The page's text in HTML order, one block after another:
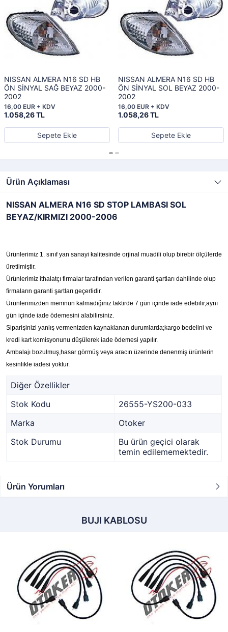
NISSAN ALMERA N16 SD HB
ÖN SİNYAL SAĞ BEYAZ 2000-
2002
1.058,26 TL
16,00 EUR + KDV
Sepete Ekle
NISSAN ALMERA N16 SD HB
ÖN SİNYAL SOL BEYAZ 2000-
2002
1.058,26 TL
16,00 EUR + KDV
Sepete Ekle
Ürün Açıklaması
NISSAN ALMERA N16 SD STOP LAMBASI SOL
BEYAZ/KIRMIZI 2000-2006
Ürünlerimiz 1. sınıf yan sanayi kalitesinde orjinal muadili olup birebir ölçülerde
üretilmiştir.
Ürünlerimiz ithalatçı firmalar tarafından verilen garanti şartları dahilinde olup
firmaların garanti şartları geçerlidir.
Ürünlerimizden memnun kalmadığınız taktirde 7 gün içinde iade edebilir,aynı
gün içinde iade ödemesini alabilirsiniz.
Siparişinizi yanlış vermenizden kaynaklanan durumlarda;kargo bedelini ve
kredi kart komisyonunu düşülerek iade ödemesi yapılır.
Ambalajı bozulmuş,hasar görmüş veya aracın üzerinde denenmiş ürünlerin
kesinlikle iadesi yoktur.
Diğer Özellikler
Stok Kodu
26555-YS200-033
Marka
Otoker
Stok Durumu
Bu ürün geçici olarak
temin edilememektedir.
Ürün Yorumları
BUJI KABLOSU